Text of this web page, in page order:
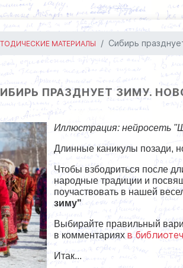
МАТЕРИАЛЫ Сибирь
ПРАЗДНУЕТ ЗИМУ.
Иллюстрация: нейросеть
Длинные каникулы позади,
Чтобы взбодриться после
народные традиции и
поучаствовать в нашей
зиму"
Выбирайте правильный
в комментарияхв
Итак...